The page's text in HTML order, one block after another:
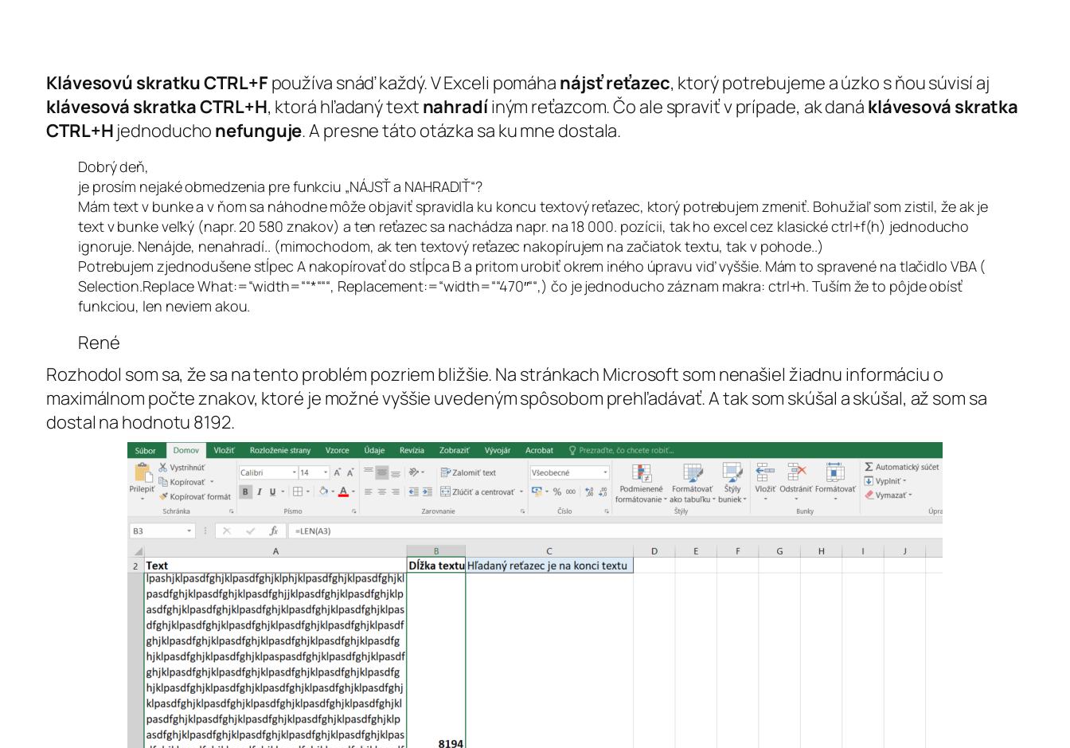
Klávesovú skratku CTRL+F používa snáď každý. V Exceli pomáha nájsť reťazec, ktorý potrebujeme a úzko s ňou súvisí aj
klávesová skratka CTRL+H, ktorá hľadaný text nahradíiným reťazcom. Čo ale spraviť v prípade, ak daná klávesová skratka
CTRL+H jednoducho nefunguje. A presne táto otázka sa ku mne dostala.
Dobrý deň,
je prosím nejaké obmedzenia pre funkciu „NÁJSŤ a NAHRADIŤ“?
Mám text v bunke a v ňom sa náhodne môže objaviť spravidla ku koncu textový reťazec, ktorý potrebujem zmeniť. Bohužiaľ som zistil, že ak je
text v bunke veľký (napr. 20 580 znakov) a ten reťazec sa nachádza napr. na 18 000. pozícii, tak ho excel cez klasické ctrl+f(h) jednoducho
ignoruje. Nenájde, nenahradí.. (mimochodom, ak ten textový reťazec nakopírujem na začiatok textu, tak v pohode..)
Potrebujem zjednodušene stĺpec A nakopírovať do stĺpca B a pritom urobiť okrem iného úpravu viď vyššie. Mám to spravené na tlačidlo VBA (
Selection.Replace What:=“width=““*“““, Replacement:=“width=““470″““,) čo je jednoducho záznam makra: ctrl+h. Tuším že to pôjde obísť
funkciou, len neviem akou.
René
Rozhodol som sa, že sa na tento problém pozriem bližšie. Na stránkach Microsoft som nenašiel žiadnu informáciu o
maximálnom počte znakov, ktoré je možné vyššie uvedeným spôsobom prehľadávať. A tak som skúšal a skúšal, až som sa
dostal na hodnotu 8192.